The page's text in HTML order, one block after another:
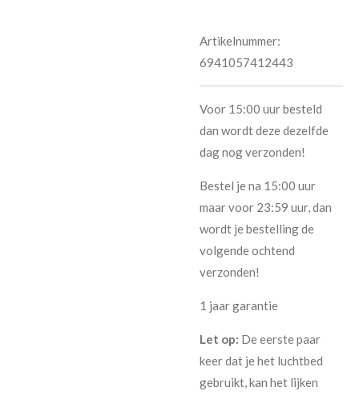
Artikelnummer:
6941057412443
Voor 15:00 uur besteld
dan wordt deze dezelfde
dag nog verzonden!
Bestel je na 15:00 uur
maar voor 23:59 uur, dan
wordt je bestelling de
volgende ochtend
verzonden!
1 jaar garantie
Let op: De eerste paar
keer dat je het luchtbed
gebruikt, kan het lijken